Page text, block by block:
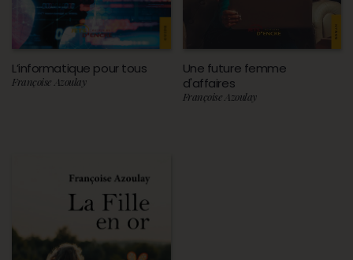
L’informatique pour tous
Françoise Azoulay
Une future femme
d'affaires
Françoise Azoulay